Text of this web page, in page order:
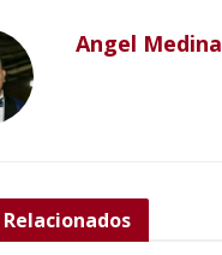
Angel Medina
Relacionados